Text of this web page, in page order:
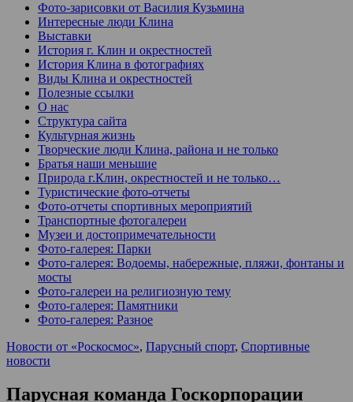
Фото-зарисовки от Василия Кузьмина
Интересные люди Клина
Выставки
История г. Клин и окрестностей
История Клина в фотографиях
Виды Клина и окрестностей
Полезные ссылки
О нас
Структура сайта
Культурная жизнь
Творческие люди Клина, района и не только
Братья наши меньшие
Природа г.Клин, окрестностей и не только…
Туристические фото-отчеты
Фото-отчеты спортивных мероприятий
Транспортные фотогалереи
Музеи и достопримечательности
Фото-галерея: Парки
Фото-галерея: Водоемы, набережные, пляжи, фонтаны и
мосты
Фото-галереи на религиозную тему
Фото-галерея: Памятники
Фото-галерея: Разное
Новости от «Роскосмос», Парусный спорт, Спортивные
новости
Парусная команда Госкорпорации